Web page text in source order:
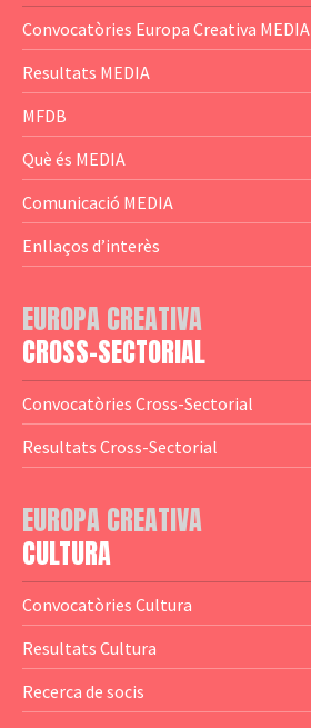
Convocatòries Europa Creativa MEDIA
— Content Cluster
— Business Cluster
— Audience Cluster
— Altres
Resultats MEDIA
MFDB
Què és MEDIA
— El subprograma MEDIA
— Agència Executiva
— Logotips
Comunicació MEDIA
— Estrenes a Catalunya
— Notícies
— Publicacions
— Guies MEDIA
— Altres Guies
— Presentacions
— Estudis
Enllaços d’interès
EUROPA CREATIVA
CROSS-SECTORIAL
Convocatòries Cross-Sectorial
Resultats Cross-Sectorial
EUROPA CREATIVA
CULTURA
Convocatòries Cultura
Resultats Cultura
Recerca de socis